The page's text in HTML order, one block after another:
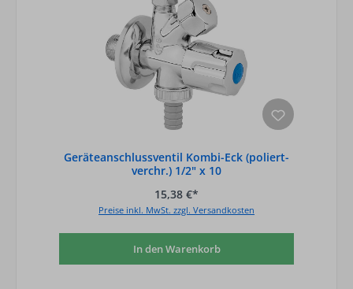
Geräteanschlussventil Kombi-Eck (poliert-
verchr.) 1/2" x 10
15,38 €*
Preise inkl. MwSt. zzgl. Versandkosten
In den Warenkorb